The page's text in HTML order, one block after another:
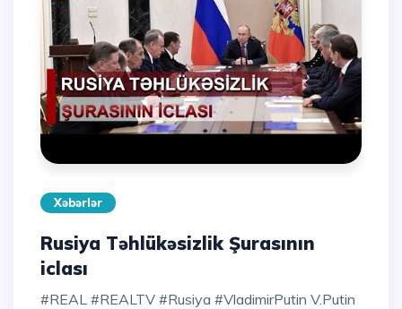
Xəbərlər
Rusiya Təhlükəsizlik Şurasının
iclası
#REAL #REALTV #Rusiya #VladimirPutin V.Putin